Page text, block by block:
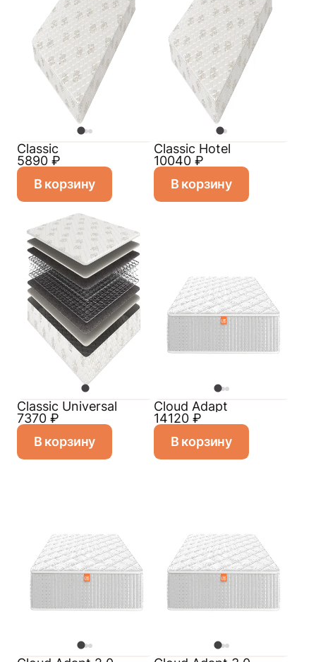
Classic
5890 ₽
В корзину
Classic Hotel
10040 ₽
В корзину
Classiс Universal
7370 ₽
В корзину
Cloud Adapt
14120 ₽
В корзину